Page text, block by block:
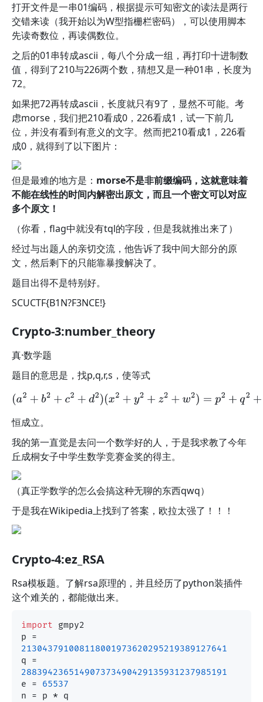
打开文件是一串01编码，根据提示可知密文的读法是两行
交错来读（我开始以为W型指栅栏密码），可以使用脚本
先读奇数位，再读偶数位。
之后的01串转成ascii，每八个分成一组，再打印十进制数
值，得到了210与226两个数，猜想又是一种01串，长度为
72。
如果把72再转成ascii，长度就只有9了，显然不可能。考
虑morse，我们把210看成0，226看成1，试一下前几
位，并没有看到有意义的文字。然而把210看成1，226看
成0，就得到了以下图片：
但是最难的地方是： morse不是非前缀编码，这就意味着
不能在线性的时间内解密出原文，而且一个密文可以对应
多个原文！
（你看，flag中就没有tql的字段，但是我就推出来了）
经过与出题人的亲切交流，他告诉了我中间大部分的原
文，然后剩下的只能靠暴搜解决了。
题目出得不是特别好。
SCUCTF{B1N?F3NCE!}
Crypto-3:number_theory
真·数学题
题目的意思是，找p,q,r,s，使等式
( a2+b2+c 2+ d2)(x2+y2+ z2+w 2)= p2 +q2+ r2 +s2
恒成立。
我的第一直觉是去问一个数学好的人，于是我求教了今年
丘成桐女子中学生数学竞赛金奖的得主。
（真正学数学的怎么会搞这种无聊的东西qwq）
于是我在Wikipedia上找到了答案，欧拉太强了！！！
Crypto-4:ez_RSA
Rsa模板题。了解rsa原理的，并且经历了python装插件
这个难关的，都能做出来。
import gmpy2
213043791008118001973620295219389127641
288394236514907373490429135931237985191
e = 65537
n = p * q